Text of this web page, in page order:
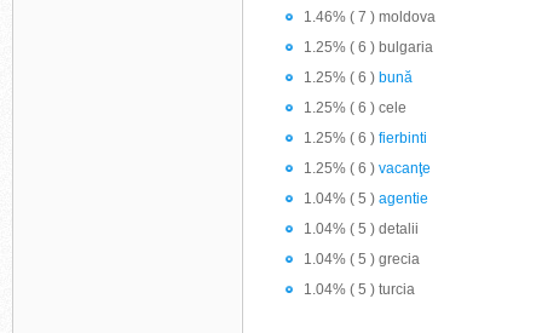
1.46% ( 7 ) moldova
1.25% ( 6 ) bulgaria
1.25% ( 6 ) bună
1.25% ( 6 ) cele
1.25% ( 6 ) fierbinti
1.25% ( 6 ) vacanţe
1.04% ( 5 ) agentie
1.04% ( 5 ) detalii
1.04% ( 5 ) grecia
1.04% ( 5 ) turcia